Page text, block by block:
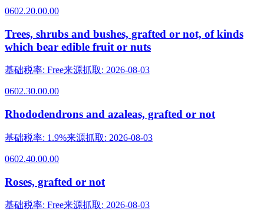
0602.20.00.00
Trees, shrubs and bushes, grafted or not, of kinds
which bear edible fruit or nuts
基础税率: Free来源抓取: 2026-08-03
0602.30.00.00
Rhododendrons and azaleas, grafted or not
基础税率: 1.9%来源抓取: 2026-08-03
0602.40.00.00
Roses, grafted or not
基础税率: Free来源抓取: 2026-08-03